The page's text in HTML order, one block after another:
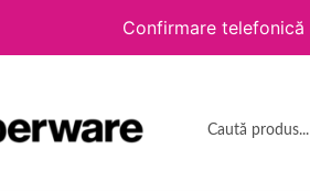
Confirmare